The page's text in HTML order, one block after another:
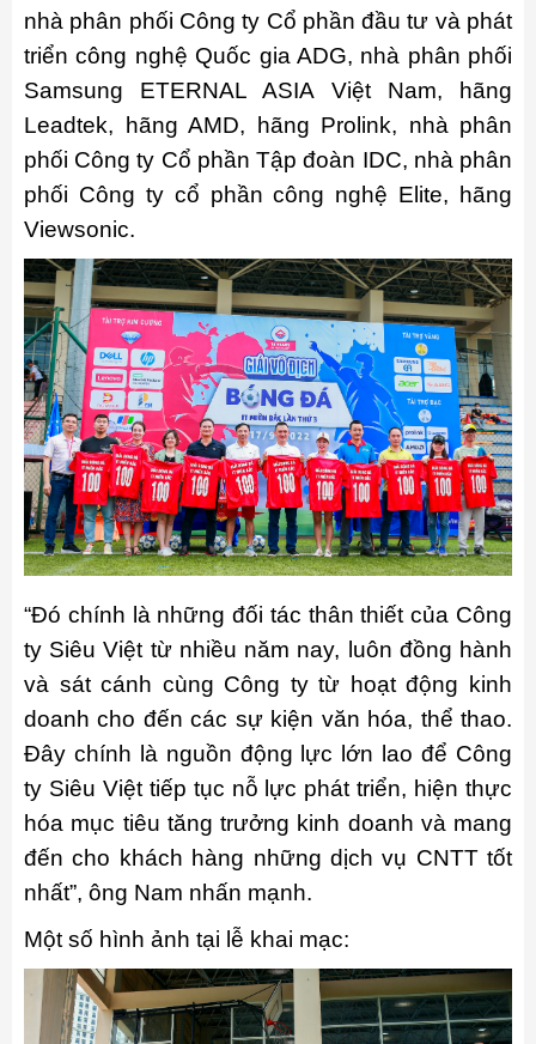
nhà phân phối Công ty Cổ phần đầu tư và phát
triển công nghệ Quốc gia ADG, nhà phân phối
Samsung ETERNAL ASIA Việt Nam, hãng
Leadtek, hãng AMD, hãng Prolink, nhà phân
phối Công ty Cổ phần Tập đoàn IDC, nhà phân
phối Công ty cổ phần công nghệ Elite, hãng
Viewsonic.
“Đó chính là những đối tác thân thiết của Công
ty Siêu Việt từ nhiều năm nay, luôn đồng hành
và sát cánh cùng Công ty từ hoạt động kinh
doanh cho đến các sự kiện văn hóa, thể thao.
Đây chính là nguồn động lực lớn lao để Công
ty Siêu Việt tiếp tục nỗ lực phát triển, hiện thực
hóa mục tiêu tăng trưởng kinh doanh và mang
đến cho khách hàng những dịch vụ CNTT tốt
nhất”, ông Nam nhấn mạnh.
Một số hình ảnh tại lễ khai mạc: